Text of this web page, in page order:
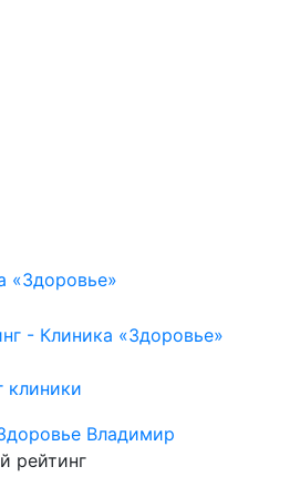
«Здоровье»
клиники
рейтинг